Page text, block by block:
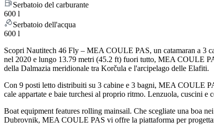
Serbatoio del carburante
600 l
Serbatoio dell'acqua
600 l
Scopri Nautitech 46 Fly – MEA COULE PAS, un catamaran a 3
nel 2020 e lungo 13.79 metri (45.2 ft) fuori tutto, MEA COULE
della Dalmazia meridionale tra Korčula e l'arcipelago delle Elafiti.
Con 9 posti letto distribuiti su 3 cabine e 3 bagni, MEA COULE
cale appartate e baie turchesi al proprio ritmo. Lenzuola, cuscini e
Boat equipment features rolling mainsail. Che scegliate una boa
Dubrovnik, MEA COULE PAS vi offre la piattaforma per